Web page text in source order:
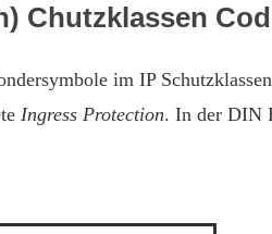
Chutzklassen
im IP
Ingress Protection. In der DIN